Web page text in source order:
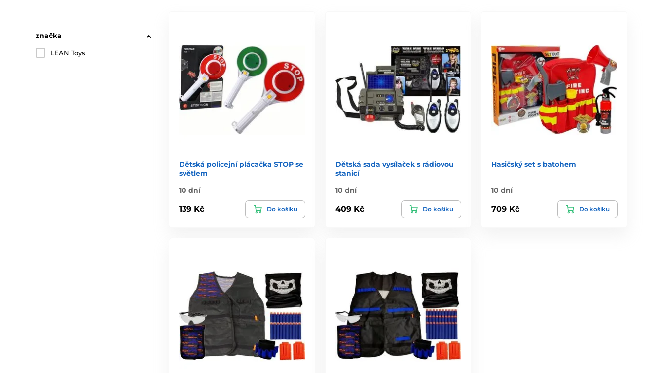
značka
LEAN Toys
Dětská policejní plácačka STOP se
světlem
10 dní
139 Kč Do košíku
Dětská sada vysílaček s rádiovou
stanicí
10 dní
409 Kč Do košíku
Hasičský set s batohem
10 dní
709 Kč Do košíku